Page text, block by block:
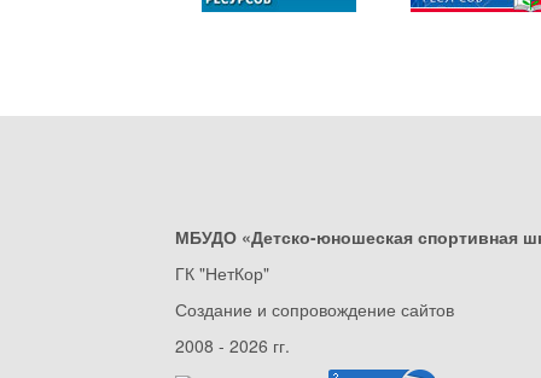
МБУДО «Детско-юношеская спортивная
ГК "НетКор"
Создание и сопровождение сайтов
2008 - 2026 гг.